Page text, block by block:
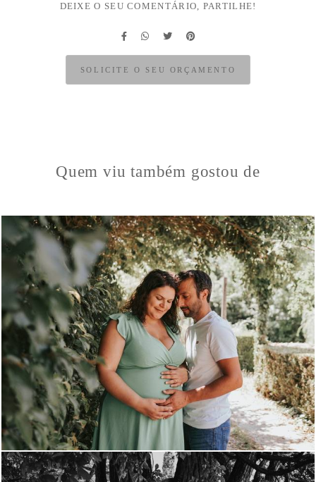
DEIXE O SEU COMENTÁRIO, PARTILHE!
SOLICITE O SEU ORÇAMENTO
Quem viu também gostou de
22